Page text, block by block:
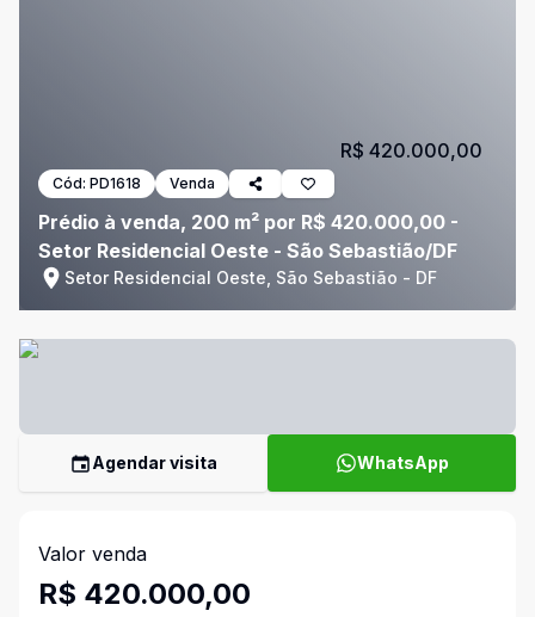
Cód: PD1618 Venda
Prédio à venda, 200 m² por R$ 420.000,00 -
Setor Residencial Oeste - São Sebastião/DF
Setor Residencial Oeste, São Sebastião - DF
R$ 420.000,00
Agendar visita WhatsApp
Valor venda
R$ 420.000,00